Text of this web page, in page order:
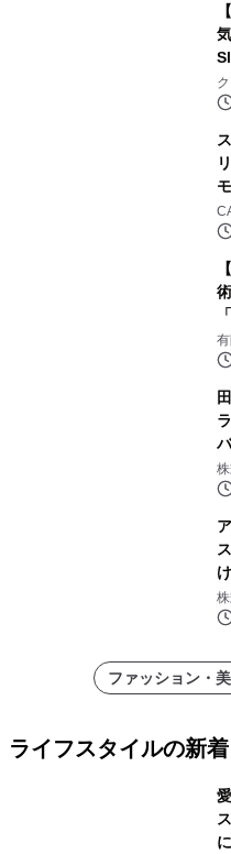
ファッション・
ライフスタイルの新着